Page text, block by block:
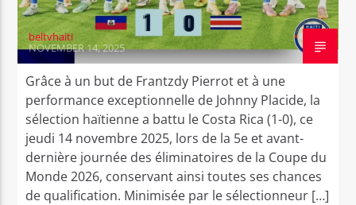
beltvhaiti
NOVEMBER 14, 2025
Grâce à un but de Frantzdy Pierrot et à une
performance exceptionnelle de Johnny Placide, la
sélection haïtienne a battu le Costa Rica (1-0), ce
jeudi 14 novembre 2025, lors de la 5e et avant-
dernière journée des éliminatoires de la Coupe du
Monde 2026, conservant ainsi toutes ses chances
de qualification. Minimisée par le sélectionneur […]